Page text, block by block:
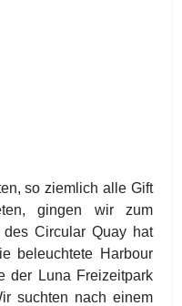
so ziemlich alle Gift
gingen wir zum
Circular Quay hat
beleuchtete Harbour
der Luna Freizeitpark
suchten nach einem